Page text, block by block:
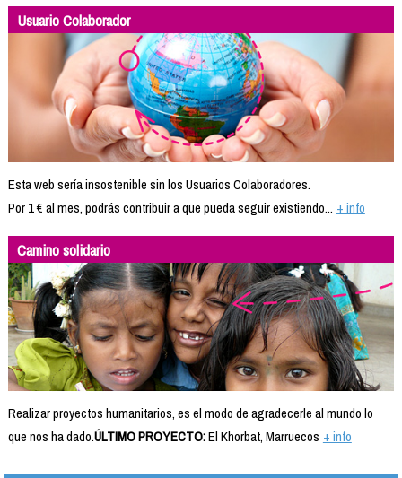
Usuario Colaborador
Esta web sería insostenible sin los Usuarios Colaboradores.
Por 1 € al mes, podrás contribuir a que pueda seguir existiendo... + info
Camino solidario
Realizar proyectos humanitarios, es el modo de agradecerle al mundo lo
que nos ha dado.ÚLTIMO PROYECTO:El Khorbat, Marruecos + info